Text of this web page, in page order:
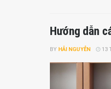
Hướng dẫn
BY HẢI NGUYỄN 13